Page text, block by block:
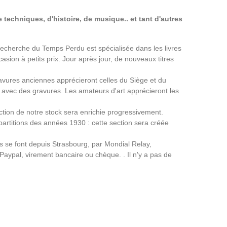
techniques, d'histoire, de musique.. et tant d'autres
du Temps Perdu est spécialisée dans les livres
à petits prix. Jour après jour, de nouveaux titres
anciennes apprécieront celles du Siège et du
des gravures. Les amateurs d'art apprécieront les
de notre stock sera enrichie progressivement.
des années 1930 : cette section sera créée
font depuis Strasbourg, par Mondial Relay,
virement bancaire ou chèque. . Il n'y a pas de